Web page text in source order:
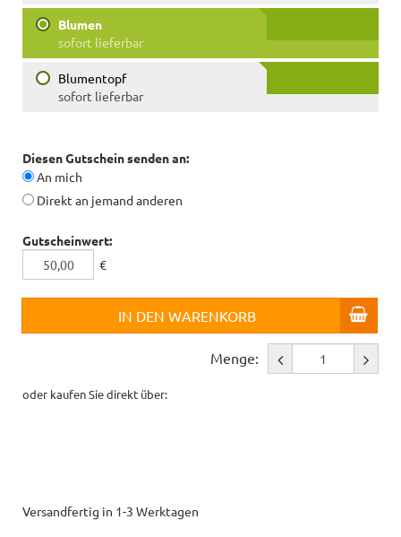
Blumen
sofort lieferbar
Blumentopf
sofort lieferbar
Diesen Gutschein senden an:
An mich
Direkt an jemand anderen
Gutscheinwert:
€
IN DEN WARENKORB
Menge:
oder kaufen Sie direkt über:
Versandfertig in 1-3 Werktagen